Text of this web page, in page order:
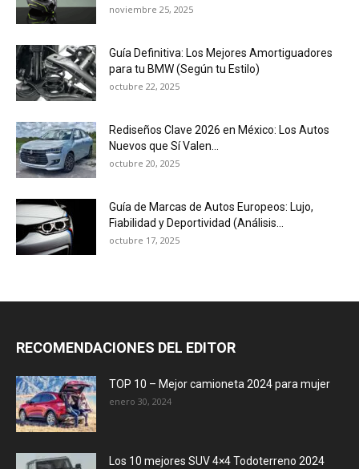
noviembre 25, 2025
Guía Definitiva: Los Mejores Amortiguadores
para tu BMW (Según tu Estilo)
octubre 22, 2025
Rediseños Clave 2026 en México: Los Autos
Nuevos que Sí Valen...
octubre 20, 2025
Guía de Marcas de Autos Europeos: Lujo,
Fiabilidad y Deportividad (Análisis...
octubre 17, 2025
RECOMENDACIONES DEL EDITOR
TOP 10 – Mejor camioneta 2024 para mujer
enero 30, 2024
Los 10 mejores SUV 4×4 Todoterreno 2024